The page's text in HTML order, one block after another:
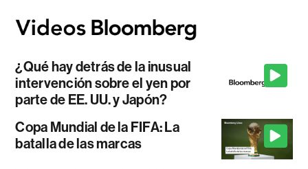
¿Qué hay detrás de la inusual
intervención sobre el yen por
parte de EE. UU. y Japón?
Copa Mundial de la FIFA: La
batalla de las marcas